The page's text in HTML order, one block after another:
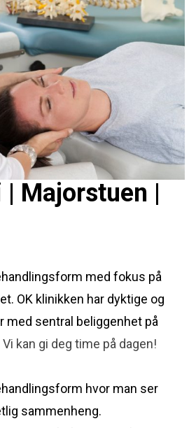
Majorstuen |
med fokus på
OK klinikken har dyktige og
med sentral beliggenhet på
Vi kan gi deg time på dagen!
hvor man ser
sammenheng.